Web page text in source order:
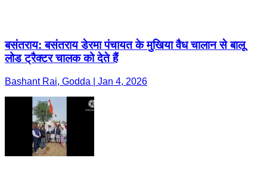
बसंतराय: बसंतराय डेरमा पंचायत के मुखिया वैध चालान से बालू
लोड ट्रैक्टर चालक को देते हैं
Bashant Rai, Godda | Jan 4, 2026